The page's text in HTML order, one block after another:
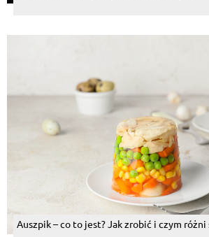
Auszpik – co to jest? Jak zrobić i czym różni